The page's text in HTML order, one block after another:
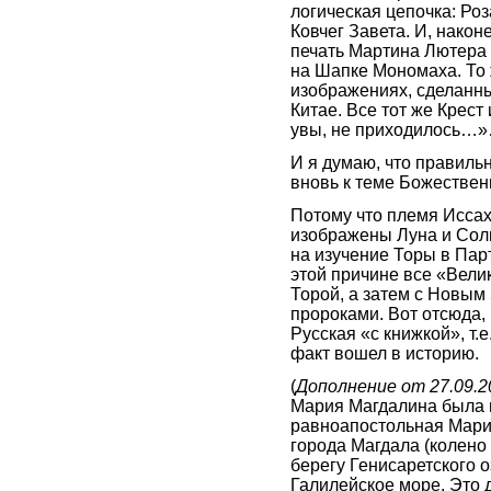
логическая цепочка:
Ковчег Завета. И,
печать Мартина
на Шапке Мономаха. То
изображениях,
Китае. Все тот же Крест
увы, не
И я думаю, что
вновь к теме
Потому что племя
изображены Луна и
на изучение Торы в
этой причине все
Торой, а затем с Новым
пророками. Вот
Русская «с книжкой»,
факт вошел в историю.
(Дополнение от
Мария Магдалина была
равноапостольная
города Магдала
берегу Генисаретского
Галилейское море. Это